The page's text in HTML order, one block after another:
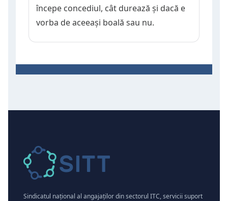
începe concediul, cât durează și dacă e
vorba de aceeași boală sau nu.
Sindicatul național al angajaților din sectorul ITC, servicii suport